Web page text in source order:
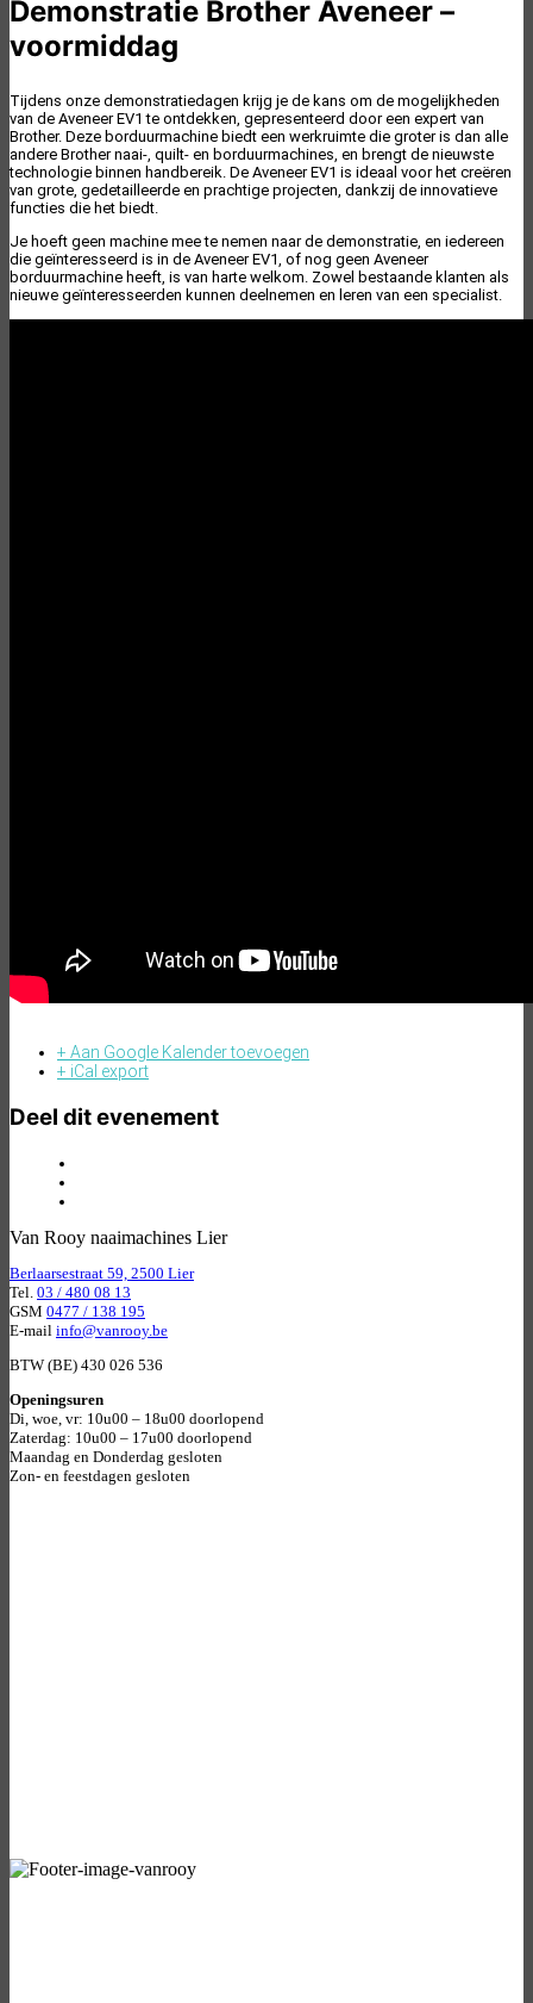
Demonstratie Brother Aveneer –
voormiddag
Tijdens onze demonstratiedagen krijg je de kans om de mogelijkheden
van de Aveneer EV1 te ontdekken, gepresenteerd door een expert van
Brother. Deze borduurmachine biedt een werkruimte die groter is dan alle
andere Brother naai-, quilt- en borduurmachines, en brengt de nieuwste
technologie binnen handbereik. De Aveneer EV1 is ideaal voor het creëren
van grote, gedetailleerde en prachtige projecten, dankzij de innovatieve
functies die het biedt.
Je hoeft geen machine mee te nemen naar de demonstratie, en iedereen
die geïnteresseerd is in de Aveneer EV1, of nog geen Aveneer
borduurmachine heeft, is van harte welkom. Zowel bestaande klanten als
nieuwe geïnteresseerden kunnen deelnemen en leren van een specialist.
+ Aan Google Kalender toevoegen
+ iCal export
Deel dit evenement
Van Rooy naaimachines Lier
Berlaarsestraat 59, 2500 Lier
Tel. 03 / 480 08 13
GSM 0477 / 138 195
E-mail info@vanrooy.be
BTW (BE) 430 026 536
Openingsuren
Di, woe, vr: 10u00 – 18u00 doorlopend
Zaterdag: 10u00 – 17u00 doorlopend
Maandag en Donderdag gesloten
Zon- en feestdagen gesloten